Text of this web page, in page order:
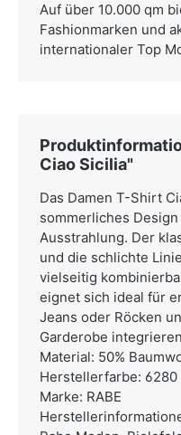
Auf über 10.000 qm
Fashionmarken und
internationaler Top
Ciao Sicilia"
Das Damen T-Shirt
sommerliches
Ausstrahlung. Der
und die schlichte
vielseitig
eignet sich ideal für
Jeans oder Röcken
Garderobe
Material: 50%
Herstellerfarbe: 6280
Marke: RABE